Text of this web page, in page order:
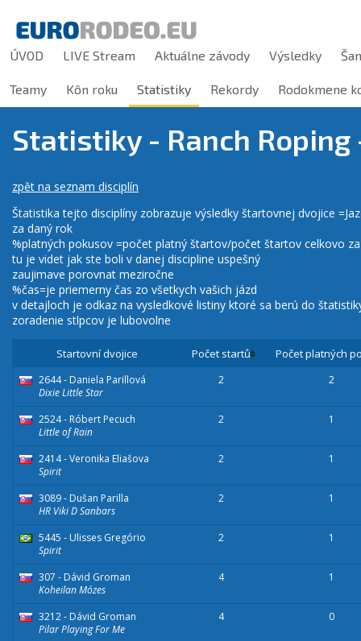
ÚVOD LIVE Stream Aktuálne závody Výsledky
Teamy Kôn roku Statistiky Rekordy Rodokmene
Statistiky - Ranch Roping
zpět na seznam disciplín
Štatistika tejto disciplíny zobrazuje výsledky štartovnej dvojice
za daný rok
%platných pokusov =počet platný štartov/počet štartov celkovo
tu je videt jak ste boli v danej discipline uspešný
zaujimave porovnat meziročne
%čas=je priemerny čas zo všetkych vašich jázd
v detajloch je odkaz na vysledkové listiny ktoré sa berú do
zoradenie stlpcov je lubovolne
Startovní dvojice Počet startů Počet platných
2644 - Daniela Parillová
Dixie Little Star
2 2
2524 - Róbert Pecuch
Little of Rain
2 1
2414 - Veronika Eliašova
Spirit
2 1
3089 - Dušan Parilla
HR Viki D Sanbars
2 1
5445 - Ulisses Gregório
Spirit
2 1
307 - Dávid Groman
Koheilan Mózes
4 1
3212 - Dávid Groman
Pilar Playing For Me
4 0